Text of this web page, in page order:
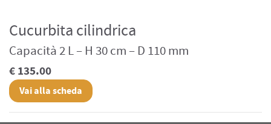
Cucurbita cilindrica
Capacità 2 L – H 30 cm – D 110 mm
€ 135.00
Vai alla scheda